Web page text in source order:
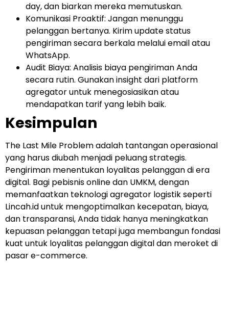
day, dan biarkan mereka memutuskan.
Komunikasi Proaktif: Jangan menunggu
pelanggan bertanya. Kirim update status
pengiriman secara berkala melalui email atau
WhatsApp.
Audit Biaya: Analisis biaya pengiriman Anda
secara rutin. Gunakan insight dari platform
agregator untuk menegosiasikan atau
mendapatkan tarif yang lebih baik.
Kesimpulan
The Last Mile Problem adalah tantangan operasional
yang harus diubah menjadi peluang strategis.
Pengiriman menentukan loyalitas pelanggan di era
digital. Bagi pebisnis online dan UMKM, dengan
memanfaatkan teknologi agregator logistik seperti
Lincah.id untuk mengoptimalkan kecepatan, biaya,
dan transparansi, Anda tidak hanya meningkatkan
kepuasan pelanggan tetapi juga membangun fondasi
kuat untuk loyalitas pelanggan digital dan meroket di
pasar e-commerce.